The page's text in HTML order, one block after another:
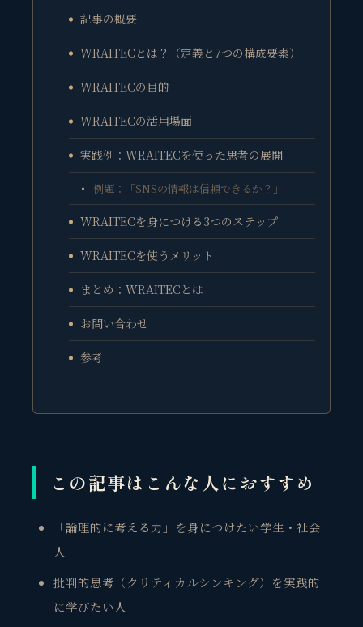
記事の概要
WRAITECとは？（定義と7つの構成要素）
WRAITECの目的
WRAITECの活用場面
実践例：WRAITECを使った思考の展開
例題：「SNSの情報は信頼できるか？」
WRAITECを身につける3つのステップ
WRAITECを使うメリット
まとめ：WRAITECとは
お問い合わせ
参考
この記事はこんな人におすすめ
「論理的に考える力」を身につけたい学生・社会
人
批判的思考（クリティカルシンキング）を実践的
に学びたい人